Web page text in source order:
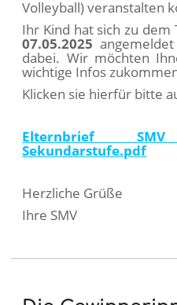
Volleyball) veranstalten
Ihr Kind hat sich zu
07.05.2025
dabei. Wir möchten
wichtige Infos
Klicken sie hierfür bitte
Elternbrief
Sekundarstufe.pdf
Herzliche Grüße
Ihre SMV